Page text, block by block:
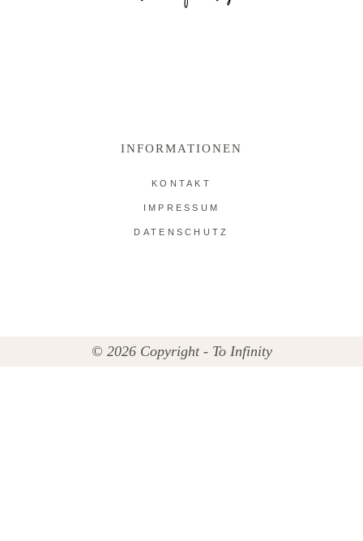
INFORMATIONEN
KONTAKT
IMPRESSUM
DATENSCHUTZ
© 2026 Copyright - To Infinity